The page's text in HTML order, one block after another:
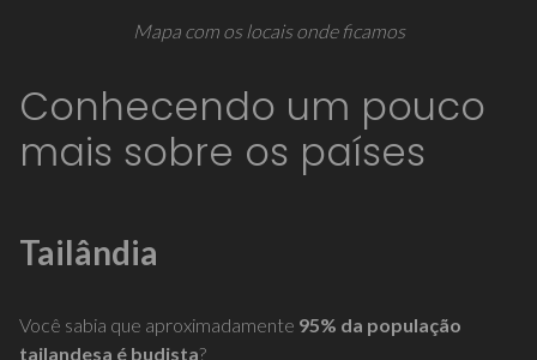
Mapa com os locais onde ficamos
Conhecendo um pouco
mais sobre os países
Tailândia
Você sabia que aproximadamente 95% da população
tailandesa é budista?